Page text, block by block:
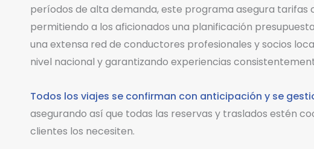
períodos de alta demanda, este programa asegura
permitiendo a los aficionados una planificación
una extensa red de conductores profesionales y socios
nivel nacional y garantizando experiencias
Todos los viajes se confirman con anticipación y se
asegurando así que todas las reservas y traslados estén
clientes los necesiten.